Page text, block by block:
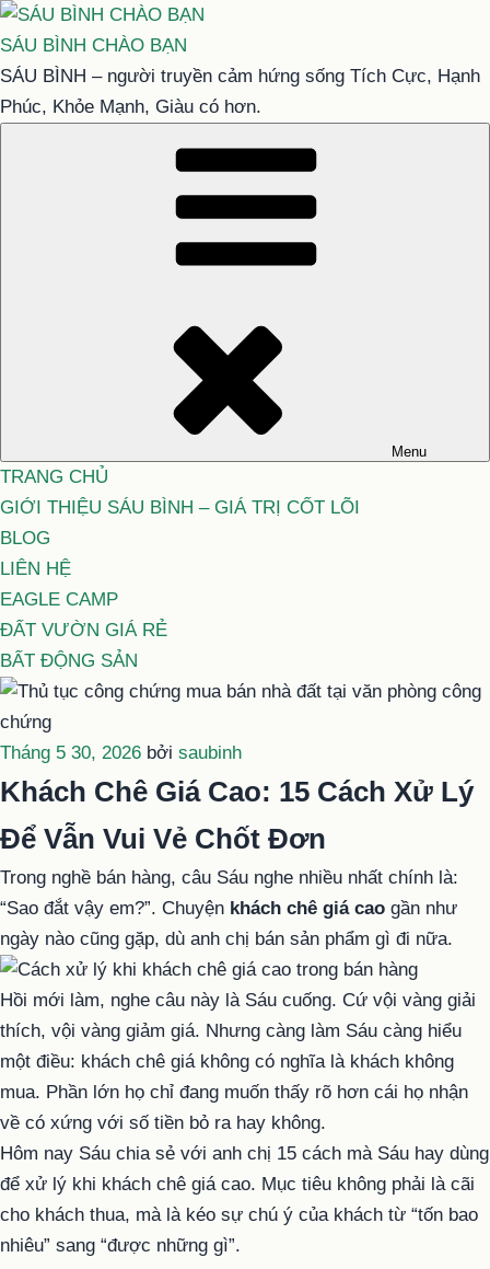
Chuyển
đến
phần
nội
SÁU BÌNH CHÀO BẠN
SÁU BÌNH – người truyền cảm hứng sống Tích Cực, Hạnh
Phúc, Khỏe Mạnh, Giàu có hơn.
Menu
TRANG CHỦ
GIỚI THIỆU SÁU BÌNH – GIÁ TRỊ CỐT LÕI
BLOG
LIÊN HỆ
EAGLE CAMP
ĐẤT VƯỜN GIÁ RẺ
BẤT ĐỘNG SẢN
Đăng
trong
Tháng 5 30, 2026 bởi saubinh
Khách Chê Giá Cao: 15 Cách Xử Lý
Để Vẫn Vui Vẻ Chốt Đơn
Trong nghề bán hàng, câu Sáu nghe nhiều nhất chính là:
“Sao đắt vậy em?”. Chuyện khách chê giá cao gần như
ngày nào cũng gặp, dù anh chị bán sản phẩm gì đi nữa.
Hồi mới làm, nghe câu này là Sáu cuống. Cứ vội vàng giải
thích, vội vàng giảm giá. Nhưng càng làm Sáu càng hiểu
một điều: khách chê giá không có nghĩa là khách không
mua. Phần lớn họ chỉ đang muốn thấy rõ hơn cái họ nhận
về có xứng với số tiền bỏ ra hay không.
Hôm nay Sáu chia sẻ với anh chị 15 cách mà Sáu hay dùng
để xử lý khi khách chê giá cao. Mục tiêu không phải là cãi
cho khách thua, mà là kéo sự chú ý của khách từ “tốn bao
nhiêu” sang “được những gì”.